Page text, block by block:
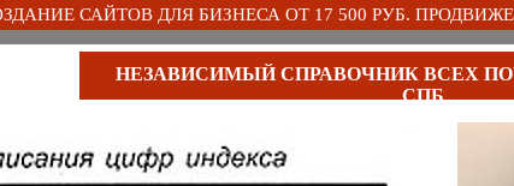
САЙТОВ ДЛЯ БИЗНЕСА ОТ 17 500 РУБ.
НЕЗАВИСИМЫЙ СПРАВОЧНИК ВСЕХ
СПБ